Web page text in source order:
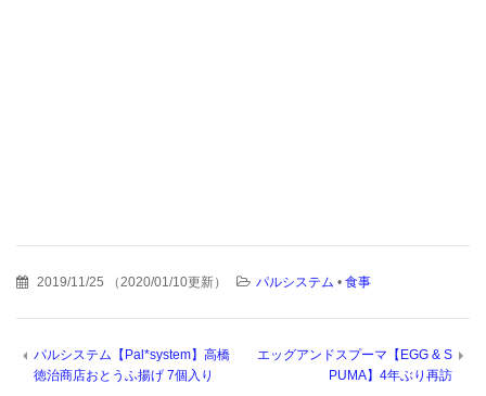
2019/11/25 （2020/01/10更新） パルシステム • 食事
パルシステム【Pal*system】高橋
徳治商店おとうふ揚げ 7個入り
エッグアンドスプーマ【EGG & S
PUMA】4年ぶり再訪